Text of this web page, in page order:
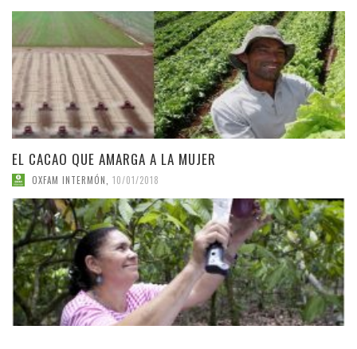
EL CACAO QUE AMARGA A LA MUJER
OXFAM INTERMÓN 10/01/2018